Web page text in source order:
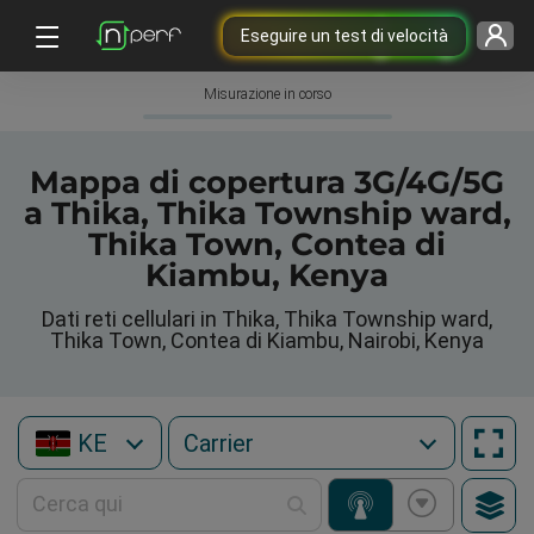
Eseguire un test di velocità
Misurazione in corso
Mappa di copertura 3G/4G/5G
a Thika, Thika Township ward,
Thika Town, Contea di
Kiambu, Kenya
Dati reti cellulari in Thika, Thika Township ward,
Thika Town, Contea di Kiambu, Nairobi, Kenya
KE